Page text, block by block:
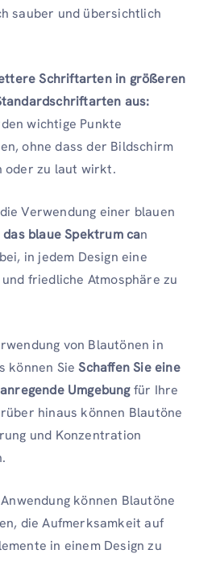
sauber und übersichtlich
Schriftarten in größeren
aus:
wichtige Punkte
ohne dass der Bildschirm
oder zu laut wirkt.
Verwendung einer blauen
das blaue Spektrum can
in jedem Design eine
friedliche Atmosphäre zu
von Blautönen in
können SieSchaffen Sie eine
Umgebungfür Ihre
hinaus können Blautöne
und Konzentration
können Blautöne
die Aufmerksamkeit auf
in einem Design zu